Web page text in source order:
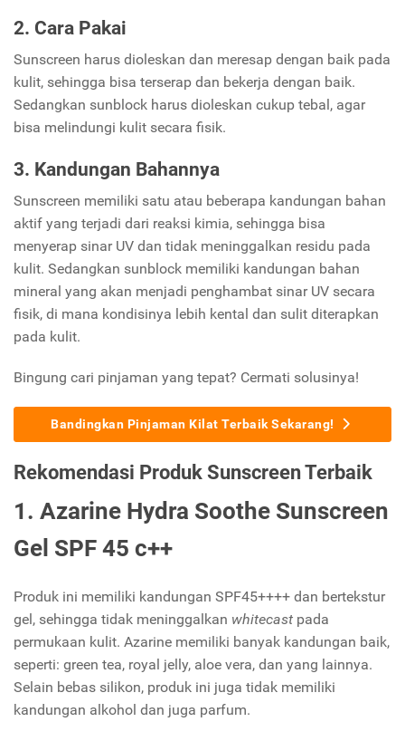
2. Cara Pakai
Sunscreen harus dioleskan dan meresap dengan baik pada
kulit, sehingga bisa terserap dan bekerja dengan baik.
Sedangkan sunblock harus dioleskan cukup tebal, agar
bisa melindungi kulit secara fisik.
3. Kandungan Bahannya
Sunscreen memiliki satu atau beberapa kandungan bahan
aktif yang terjadi dari reaksi kimia, sehingga bisa
menyerap sinar UV dan tidak meninggalkan residu pada
kulit. Sedangkan sunblock memiliki kandungan bahan
mineral yang akan menjadi penghambat sinar UV secara
fisik, di mana kondisinya lebih kental dan sulit diterapkan
pada kulit.
Bingung cari pinjaman yang tepat? Cermati solusinya!
Bandingkan Pinjaman Kilat Terbaik Sekarang!
Rekomendasi Produk Sunscreen Terbaik
1. Azarine Hydra Soothe Sunscreen
Gel SPF 45 c++
Produk ini memiliki kandungan SPF45++++ dan bertekstur
gel, sehingga tidak meninggalkan whitecast pada
permukaan kulit. Azarine memiliki banyak kandungan baik,
seperti: green tea, royal jelly, aloe vera, dan yang lainnya.
Selain bebas silikon, produk ini juga tidak memiliki
kandungan alkohol dan juga parfum.